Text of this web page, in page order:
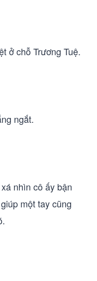
ở chỗ Trương Tuệ.
ngắt.
nhìn cô ấy bận
một tay cũng